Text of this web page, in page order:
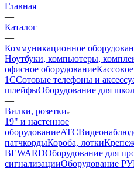
Главная
—
Каталог
—
Коммуникационное
Ноутбуки, компьютеры,
офисное оборудование
1ССотовые телефоны и
шлейфыОборудование для школ
—
Вилки, розетки
19" и настенное
оборудованиеATC
патчкордыКороба, лотки
BEWARDОборудование для
сигнализацииОборудование